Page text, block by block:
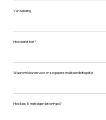
Verzending
Hoe werkt het?
Waarom kiezen voor onze gepersonaliseerde tegeltje
Hoe kies ik mijn eigen lettertype?